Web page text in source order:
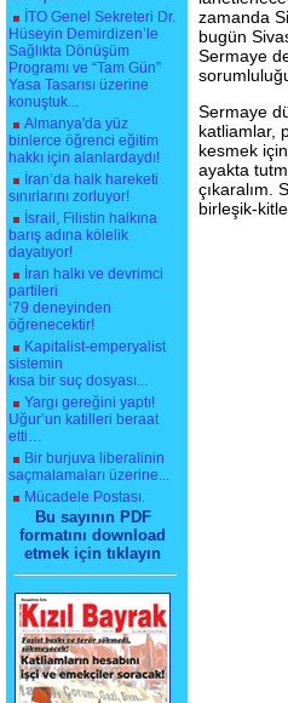
İTO Genel Sekreteri Dr.
Hüseyin Demirdizen’le
Sağlıkta Dönüşüm
Programı ve “Tam Gün”
Yasa Tasarısı üzerine
konuştuk...
Almanya'da yüz
binlerce öğrenci eğitim
hakkı için alanlardaydı!
İran’da halk hareketi
sınırlarını zorluyor!
İsrail, Filistin halkına
barış adına kölelik
dayatıyor!
İran halkı ve devrimci
partileri
‘79 deneyinden
öğrenecektir!
Kapitalist-emperyalist
sistemin
kısa bir suç dosyası...
Yargı gereğini yaptı!
Uğur’un katilleri beraat
etti…
Bir burjuva liberalinin
saçmalamaları üzerine...
Mücadele Postası.
Bu sayının PDF
formatını download
etmek için tıklayın
zamanda
bugün
Sermaye
Sermaye
katliamlar,
kesmek
ayakta
çıkaralım.
birleşik-